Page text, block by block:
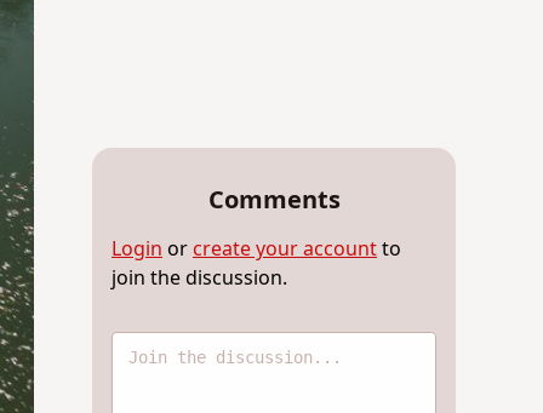
Comments
Login or create your accountto
join the discussion.